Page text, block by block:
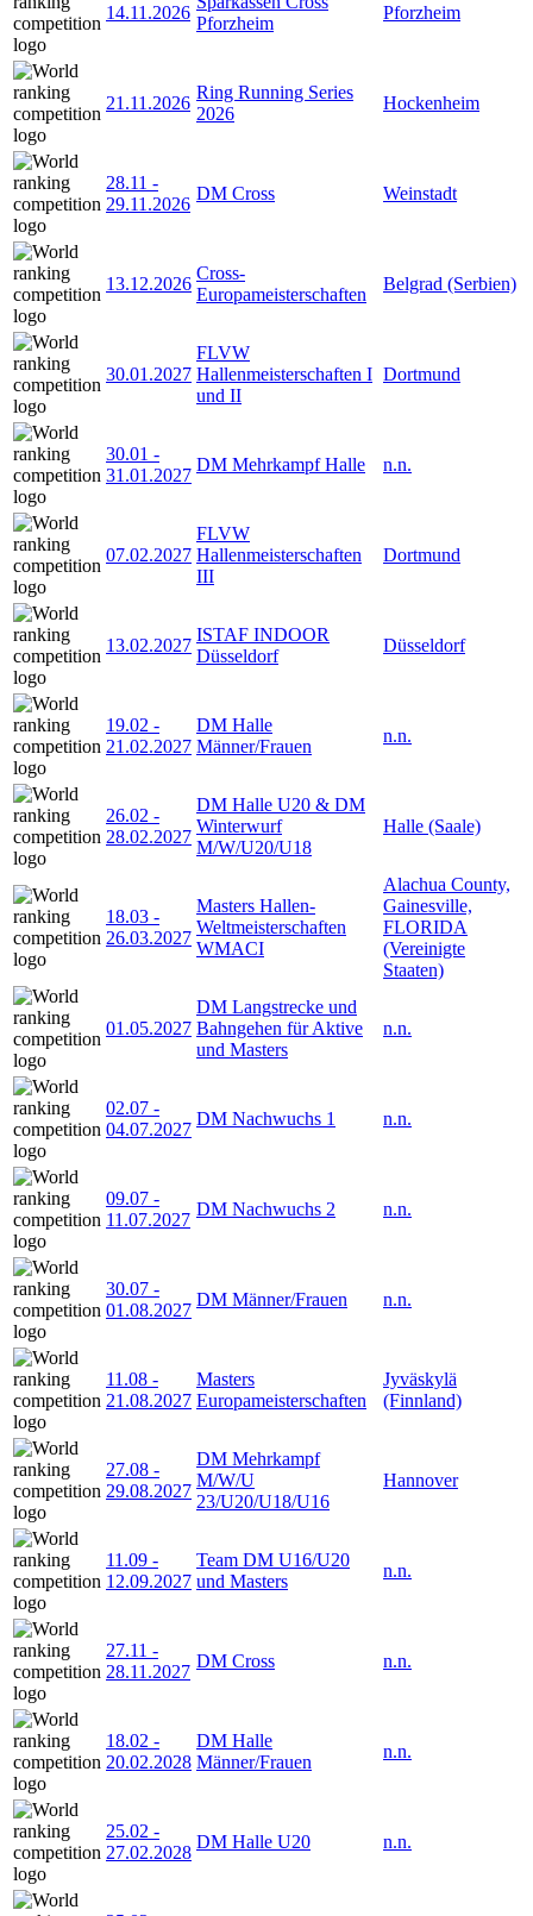
14.11.2026
Pforzheim
Pforzheim
21.11.2026
Ring Running Series
2026
Hockenheim
28.11 -
29.11.2026
DM Cross Weinstadt
13.12.2026
Cross-
Europameisterschaften
Belgrad (Serbien)
30.01.2027
FLVW
Hallenmeisterschaften I
und II
Dortmund
30.01 -
31.01.2027
DM Mehrkampf Halle n.n.
07.02.2027
FLVW
Hallenmeisterschaften
III
Dortmund
13.02.2027
ISTAF INDOOR
Düsseldorf
Düsseldorf
19.02 -
21.02.2027
DM Halle
Männer/Frauen
n.n.
26.02 -
28.02.2027
DM Halle U20 & DM
Winterwurf
M/W/U20/U18
Halle (Saale)
18.03 -
26.03.2027
Masters Hallen-
Weltmeisterschaften
WMACI
Alachua County,
Gainesville,
FLORIDA
(Vereinigte
Staaten)
01.05.2027
DM Langstrecke und
Bahngehen für Aktive
und Masters
n.n.
02.07 -
04.07.2027
DM Nachwuchs 1 n.n.
09.07 -
11.07.2027
DM Nachwuchs 2 n.n.
30.07 -
01.08.2027
DM Männer/Frauen n.n.
11.08 -
21.08.2027
Masters
Europameisterschaften
Jyväskylä
(Finnland)
27.08 -
29.08.2027
DM Mehrkampf
M/W/U
23/U20/U18/U16
Hannover
11.09 -
12.09.2027
Team DM U16/U20
und Masters
n.n.
27.11 -
28.11.2027
DM Cross n.n.
18.02 -
20.02.2028
DM Halle
Männer/Frauen
n.n.
25.02 -
27.02.2028
DM Halle U20 n.n.